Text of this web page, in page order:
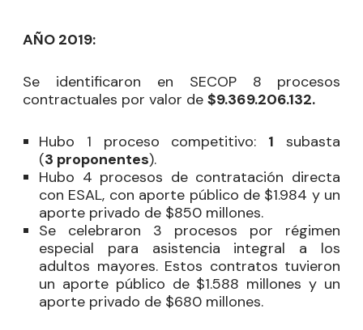
AÑO 2019:
Se identificaron en SECOP 8
procesos
contractuales por valor de $9.369.206.132.
Hubo 1 proceso competitivo: 1 subasta
(3 proponentes).
Hubo 4 procesos de contratación directa
con ESAL, con aporte público de $1.984 y un
aporte privado de $850 millones.
Se celebraron 3 procesos por régimen
especial para asistencia integral a los
adultos mayores. Estos contratos tuvieron
un aporte público de $1.588 millones y un
aporte privado de $680 millones.